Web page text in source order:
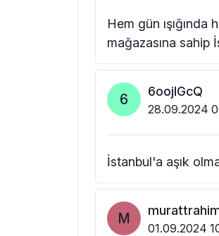
Hem gün
mağazasına
6 6oojlGcQ
28.09.2024
İstanbul'a aşık
M
01.09.2024